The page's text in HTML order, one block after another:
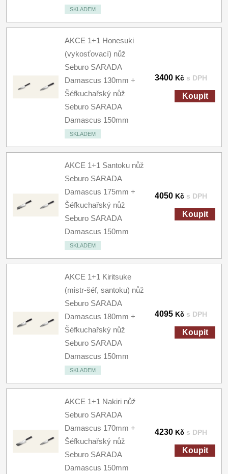
SKLADEM
AKCE 1+1 Honesuki
(vykosťovací) nůž
Seburo SARADA
Damascus 130mm +
Šéfkuchařský nůž
Seburo SARADA
Damascus 150mm
SKLADEM
3400 Kč s DPH
Koupit
AKCE 1+1 Santoku nůž
Seburo SARADA
Damascus 175mm +
Šéfkuchařský nůž
Seburo SARADA
Damascus 150mm
SKLADEM
4050 Kč s DPH
Koupit
AKCE 1+1 Kiritsuke
(mistr-šéf, santoku) nůž
Seburo SARADA
Damascus 180mm +
Šéfkuchařský nůž
Seburo SARADA
Damascus 150mm
SKLADEM
4095 Kč s DPH
Koupit
AKCE 1+1 Nakiri nůž
Seburo SARADA
Damascus 170mm +
Šéfkuchařský nůž
Seburo SARADA
Damascus 150mm
4230 Kč s DPH
Koupit